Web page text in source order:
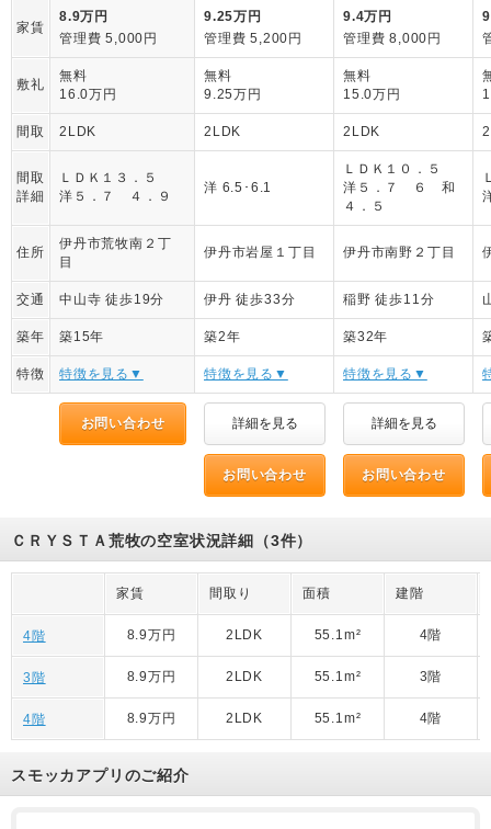
家賃
8.9万円
管理費 5,000円
9.25万円
管理費 5,200円
9.4万円
管理費 8,000円
敷礼
無料
16.0万円
無料
9.25万円
無料
15.0万円
間取 2LDK 2LDK 2LDK
間取
詳細
ＬＤＫ１３．５
洋５．７ ４．９
洋 6.5･6.1
ＬＤＫ１０．５
洋５．７ ６ 和
４．５
住所
伊丹市荒牧南２丁
目
伊丹市岩屋１丁目 伊丹市南野２丁目
交通 中山寺 徒歩19分 伊丹 徒歩33分 稲野 徒歩11分
築年 築15年 築2年 築32年
特徴 特徴を見る▼ 特徴を見る▼ 特徴を見る▼
お問い合わせ 詳細を見る 詳細を見る
お問い合わせ お問い合わせ
ＣＲＹＳＴＡ荒牧の空室状況詳細（3件）
家賃 間取り 面積 建階
4階 8.9万円 2LDK 55.1m² 4階
3階 8.9万円 2LDK 55.1m² 3階
4階 8.9万円 2LDK 55.1m² 4階
スモッカアプリのご紹介